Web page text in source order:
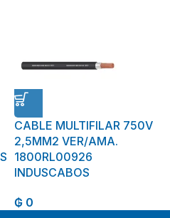
CABLE MULTIFILAR 750V
2,5MM2 VER/AMA.
1800RL00926
INDUSCABOS
₲ 0